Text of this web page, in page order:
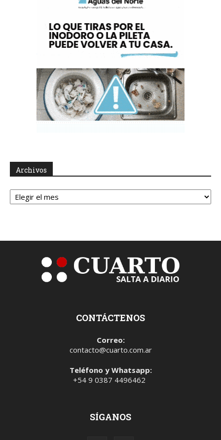
Archivos
Archivos
CONTÁCTENOS
Correo:
contacto@cuarto.com.ar
Teléfono y Whatsapp:
+54 9 0387 4496462
SÍGANOS